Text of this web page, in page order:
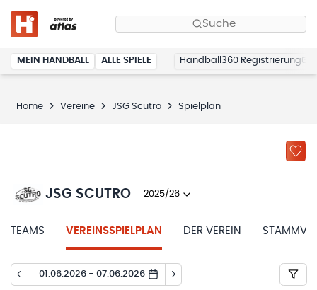
Suche
MEIN HANDBALL ALLE SPIELE Handball360 Registrierung
Home Vereine JSG Scutro Spielplan
JSG SCUTRO 2025/26
TEAMS VEREINSSPIELPLAN DER VEREIN
01.06.2026 - 07.06.2026